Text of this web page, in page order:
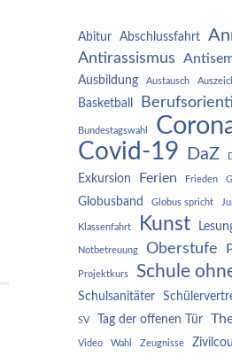
Abitur Abschlussfahrt
Antirassismus
Ausbildung Austausch
Basketball
Bundestagswahl
Covid-19 DaZ
Exkursion Ferien Frieden
Globusband Globus spricht
Klassenfahrt Kunst
Notbetreuung Oberstufe
Projektkurs Schule
Schulsanitäter
SV Tag der offenen Tür
Video Wahl Zeugnisse